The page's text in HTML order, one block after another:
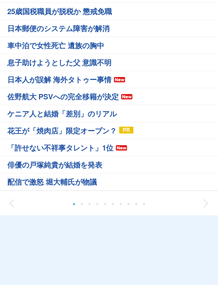
25歳国税職員が脱税か 懲戒免職
日本郵便のシステム障害が解消
車中泊で女性死亡 遺族の胸中
息子助けようとした父 意識不明
日本人が誤解 海外タトゥー事情
佐野航大 PSVへの完全移籍が決定
ケニア人と結婚「差別」のリアル
花王が「焼肉店」限定オープン？
「許せない不祥事タレント」1位
俳優の戸塚純貴が結婚を発表
配信で激怒 堀大輔氏が物議